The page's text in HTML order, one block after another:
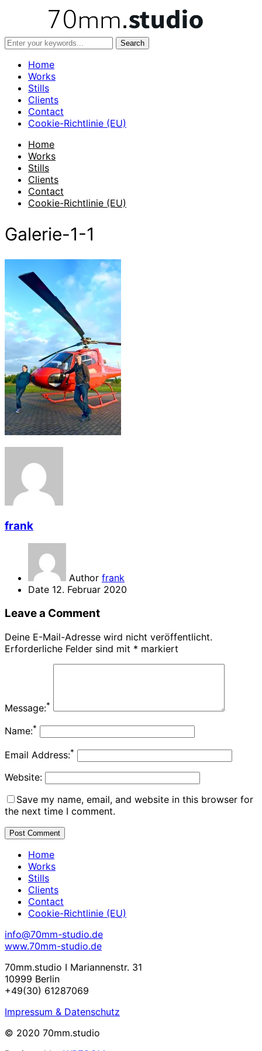
Home
Works
Stills
Clients
Contact
Cookie-Richtlinie (EU)
Home
Works
Stills
Clients
Contact
Cookie-Richtlinie (EU)
Galerie-1-1
frank
Author frank
Date 12. Februar 2020
Leave a Comment
Deine E-Mail-Adresse wird nicht veröffentlicht.
Erforderliche Felder sind mit * markiert
Message:*
Name:*
Email Address:*
Website:
Save my name, email, and website in this browser for
the next time I comment.
Home
Works
Stills
Clients
Contact
Cookie-Richtlinie (EU)
info@70mm-studio.de
www.70mm-studio.de
70mm.studio I Mariannenstr. 31
10999 Berlin
+49(30) 61287069
Impressum & Datenschutz
© 2020 70mm.studio